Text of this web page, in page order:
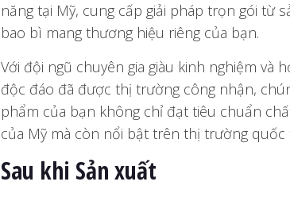
năng tại Mỹ, cung cấp giải pháp trọn gói từ
bao bì mang thương hiệu riêng của bạn.
Với đội ngũ chuyên gia giàu kinh nghiệm và
độc đáo đã được thị trường công nhận,
phẩm của bạn không chỉ đạt tiêu chuẩn
của Mỹ mà còn nổi bật trên thị trường quốc
Sau khi Sản xuất